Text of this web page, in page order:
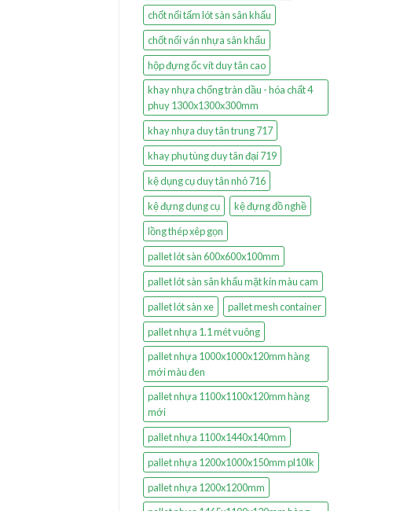
chốt nối tấm lót sàn sân khấu
chốt nối ván nhựa sân khấu
hộp đựng ốc vít duy tân cao
khay nhựa chống tràn dầu - hóa chất 4
phuy 1300x1300x300mm
khay nhựa duy tân trung 717
khay phụ tùng duy tân đại 719
kệ dụng cụ duy tân nhỏ 716
kệ đựng dụng cụ
kệ đựng đồ nghề
lồng thép xêp gọn
pallet lót sàn 600x600x100mm
pallet lót sàn sân khấu mặt kín màu cam
pallet lót sàn xe
pallet mesh container
pallet nhựa 1.1 mét vuông
pallet nhựa 1000x1000x120mm hàng
mới màu đen
pallet nhựa 1100x1100x120mm hàng
mới
pallet nhựa 1100x1440x140mm
pallet nhựa 1200x1000x150mm pl10lk
pallet nhựa 1200x1200mm